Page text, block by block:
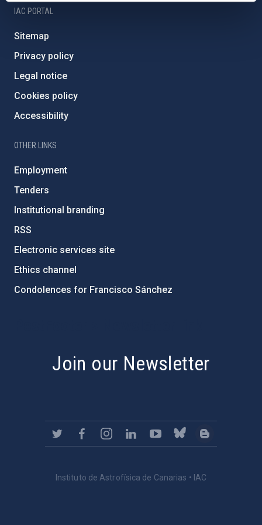
IAC PORTAL
Sitemap
Privacy policy
Legal notice
Cookies policy
Accessibility
OTHER LINKS
Employment
Tenders
Institutional branding
RSS
Electronic services site
Ethics channel
Condolences for Francisco Sánchez
Join our Newsletter
Instituto de Astrofísica de Canarias • IAC